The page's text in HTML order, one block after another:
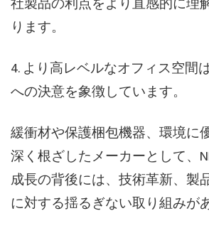
社製品の利点をより直感的に理
ります。
4. より高レベルなオフィス空間
への決意を象徴しています。
緩衝材や保護梱包機器、環境に
深く根ざしたメーカーとして、
成長の背後には、技術革新、製
に対する揺るぎない取り組みが